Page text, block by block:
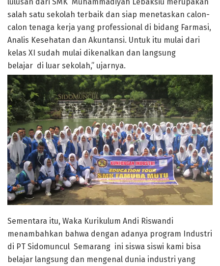
salah satu sekolah terbaik dan siap menetaskan calon-
calon tenaga kerja yang professional di bidang Farmasi,
Analis Kesehatan dan Akuntansi. Untuk itu mulai dari
kelas XI sudah mulai dikenalkan dan langsung
belajar di luar sekolah,” ujarnya.
Sementara itu, Waka Kurikulum Andi Riswandi
menambahkan bahwa dengan adanya program Industri
di PT Sidomuncul Semarang ini siswa siswi kami bisa
belajar langsung dan mengenal dunia industri yang